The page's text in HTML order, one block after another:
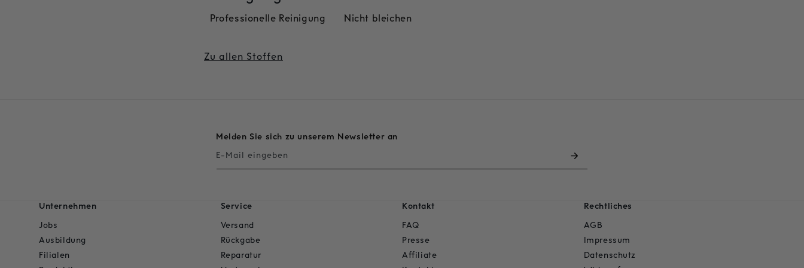
Professionelle Reinigung Nicht bleichen
Zu allen Stoffen
Unternehmen
Jobs
Ausbildung
Filialen
Service
Versand
Rückgabe
Reparatur
Kontakt
FAQ
Presse
Affiliate
Rechtliches
AGB
Impressum
Datenschutz
Melden Sie sich zu unserem Newsletter an
E-Mail eingeben